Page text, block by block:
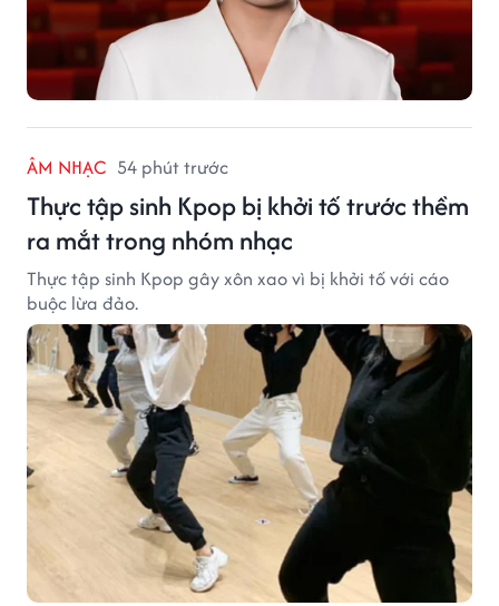
ÂM NHẠC 54 phút trước
Thực tập sinh Kpop bị khởi tố trước thềm
ra mắt trong nhóm nhạc
Thực tập sinh Kpop gây xôn xao vì bị khởi tố với cáo
buộc lừa đảo.